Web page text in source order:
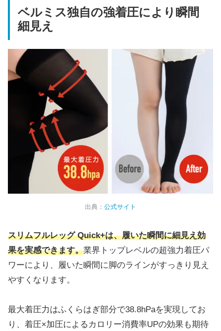
ベルミス独自の強着圧により瞬間
細見え
出典： 公式サイト
スリムフルレッグ Quick+は、履いた瞬間に細見え効
果を実感できます。業界トップレベルの超強力着圧パ
ワーにより、履いた瞬間に脚のラインがすっきり見え
やすくなります。
最大着圧力はふくらはぎ部分で38.8hPaを実現してお
り、着圧×加圧によるカロリー消費率UPの効果も期待